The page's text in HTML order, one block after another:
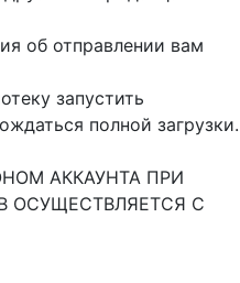
об отправлении вам
запустить
полной загрузки.
АККАУНТА ПРИ
ОСУЩЕСТВЛЯЕТСЯ С